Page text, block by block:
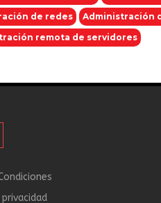
de redes
Administración
remota de servidores